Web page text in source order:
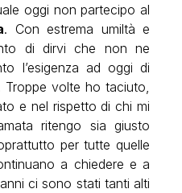
oggi non partecipo al
. Con estrema umiltà e
di dirvi che non ne
l’esigenza ad oggi di
volte ho taciuto,
e nel rispetto di chi mi
ritengo sia giusto
per tutte quelle
a chiedere e a
ci sono stati tanti alti